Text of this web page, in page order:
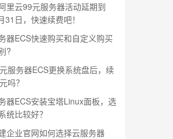
里云99元服务器活动延期到
31日，快速续费吧！
器ECS快速购买和自定义购买
?
服务器ECS更换系统盘后，续
吗？
器ECS安装宝塔Linux面板，选
统比较好？
企业官网如何选择云服务器